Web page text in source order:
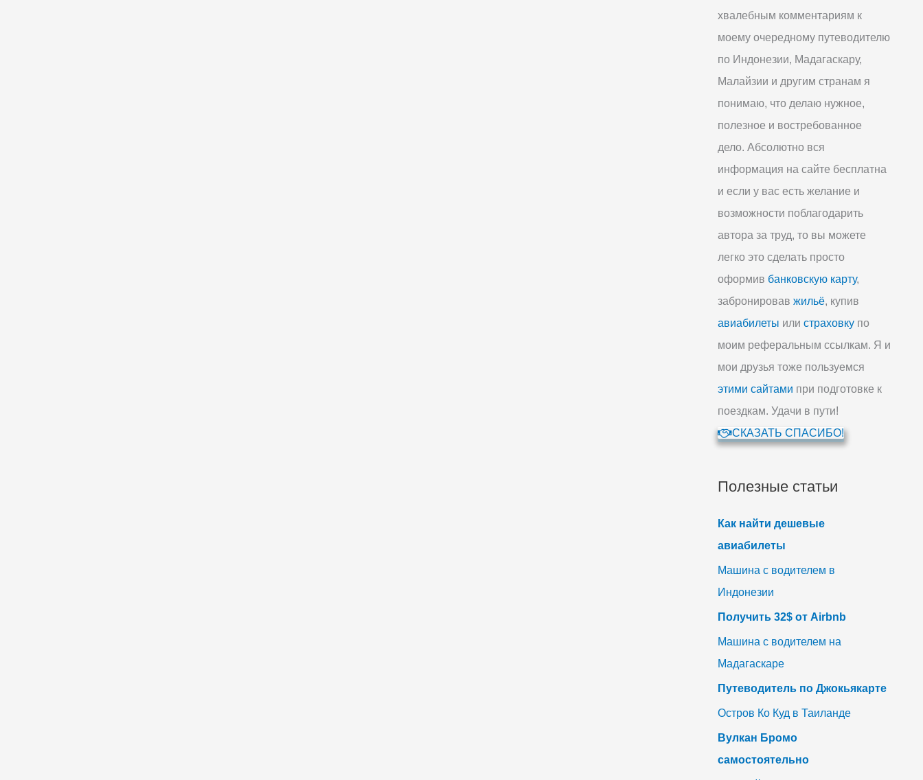
хвалебным комментариям к
моему очередному путеводителю
по Индонезии, Мадагаскару,
Малайзии и другим странам я
понимаю, что делаю нужное,
полезное и востребованное
дело. Абсолютно вся
информация на сайте бесплатна
и если у вас есть желание и
возможности поблагодарить
автора за труд, то вы можете
легко это сделать просто
оформив банковскую карту,
забронировав жильё, купив
авиабилеты или страховкупо
моим реферальным ссылкам. Я и
мои друзья тоже пользуемся
этими сайтами при подготовке к
поездкам. Удачи в пути!
СКАЗАТЬ СПАСИБО!
Полезные статьи
Как найти дешевые
авиабилеты
Машина с водителем в
Индонезии
Получить 32$ от Airbnb
Машина с водителем на
Мадагаскаре
Путеводитель по Джокьякарте
Остров Ко Куд в Таиланде
Вулкан Бромо
самостоятельно